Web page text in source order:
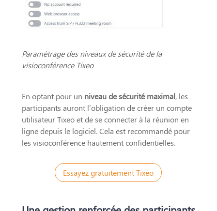
Paramétrage des niveaux de sécurité de la
visioconférence Tixeo
En optant pour un niveau de sécurité maximal, les
participants auront l’obligation de créer un compte
utilisateur Tixeo et de se connecter à la réunion en
ligne depuis le logiciel. Cela est recommandé pour
les visioconférence hautement confidentielles.
Essayez gratuitement Tixeo